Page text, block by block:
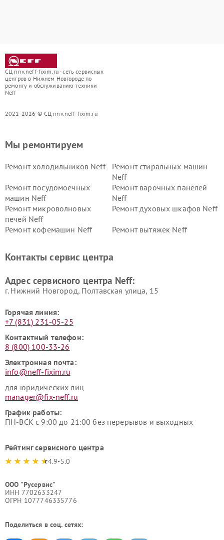
СЦ nnv.neff-fixim.ru - сеть сервисных
центров в Нижнем Новгороде по
ремонту и обслуживанию техники
Neff
2021-2026 © СЦ nnv.neff-fixim.ru
Мы ремонтируем
Ремонт холодильников Neff
Ремонт стиральных машин
Neff
Ремонт посудомоечных
машин Neff
Ремонт варочных панелей
Neff
Ремонт микроволновых
печей Neff
Ремонт духовых шкафов Neff
Ремонт кофемашин Neff Ремонт вытяжек Neff
Контакты сервис центра
Адрес сервисного центра Neff:
г. Нижний Новгород, Полтавская улица, 15
Горячая линия:
+7 (831) 231-05-25
Контактный телефон:
8 (800) 100-33-26
Электронная почта:
info@neff-fixim.ru
для юридических лиц
manager@fix-neff.ru
График работы:
ПН-ВСК с 9:00 до 21:00 без перерывов и выходных
Рейтинг сервисного центра
4.9-5.0
ООО "Русервис"
ИНН 7702633247
ОГРН 1077746335776
Поделиться в соц. сетях: